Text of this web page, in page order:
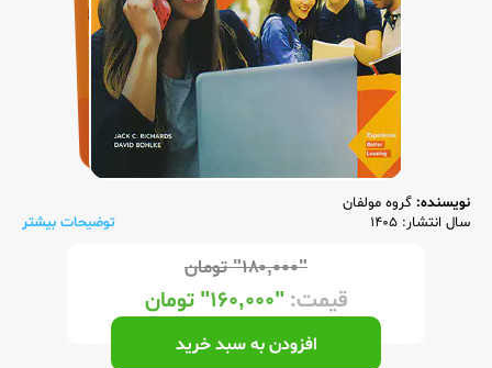
نویسنده: گروه مولفان
سال انتشار: 1405
توضیحات بیشتر
"۱۸۰,۰۰۰" تومان
قیمت:"۱۶۰,۰۰۰" تومان
افزودن به سبد خرید